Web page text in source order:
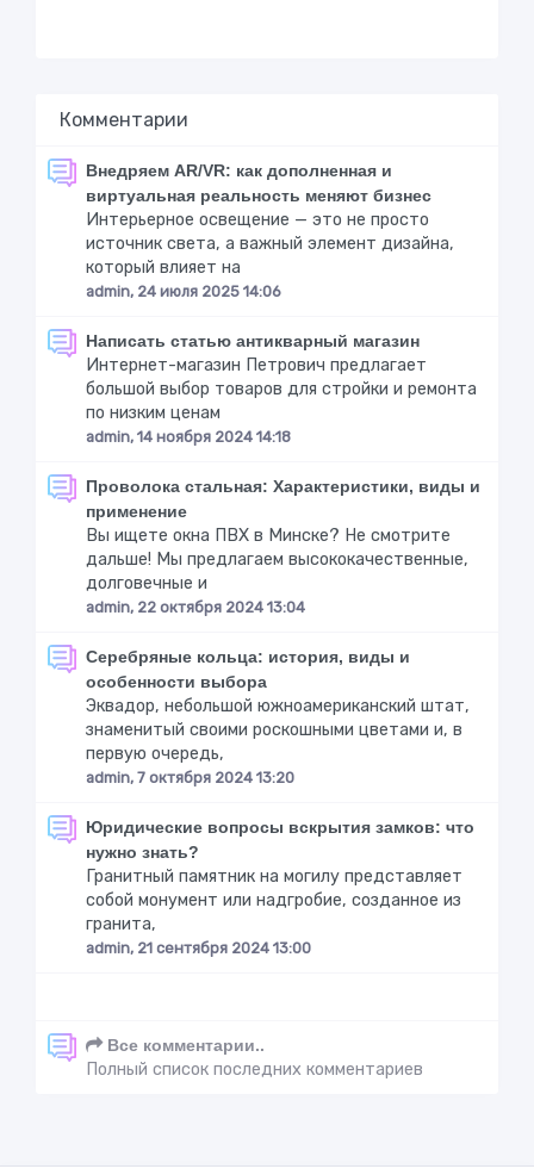
Комментарии
Внедряем AR/VR: как дополненная и
виртуальная реальность меняют бизнес
Интерьерное освещение — это не просто
источник света, а важный элемент дизайна,
который влияет на
admin, 24 июля 2025 14:06
Написать статью антикварный магазин
Интернет-магазин Петрович предлагает
большой выбор товаров для стройки и ремонта
по низким ценам
admin, 14 ноября 2024 14:18
Проволока стальная: Характеристики, виды и
применение
Вы ищете окна ПВХ в Минске? Не смотрите
дальше! Мы предлагаем высококачественные,
долговечные и
admin, 22 октября 2024 13:04
Серебряные кольца: история, виды и
особенности выбора
Эквадор, небольшой южноамериканский штат,
знаменитый своими роскошными цветами и, в
первую очередь,
admin, 7 октября 2024 13:20
Юридические вопросы вскрытия замков: что
нужно знать?
Гранитный памятник на могилу представляет
собой монумент или надгробие, созданное из
гранита,
admin, 21 сентября 2024 13:00
Все комментарии..
Полный список последних комментариев